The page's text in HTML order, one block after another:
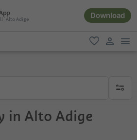
Adige Download
favoriti
in Alto Adige